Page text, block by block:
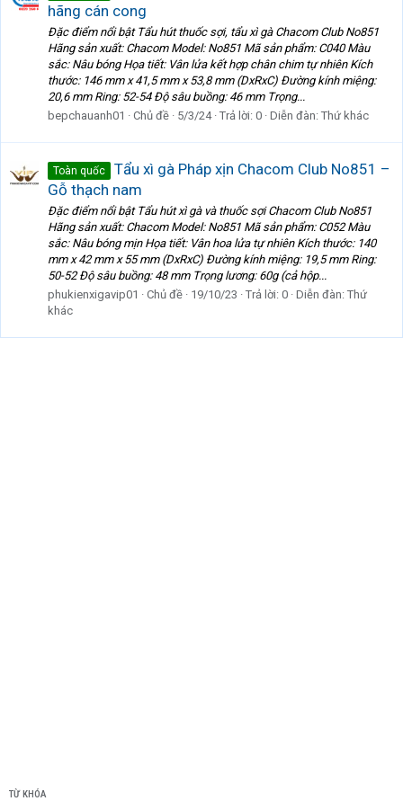
hãng cán cong
Đặc điểm nổi bật Tẩu hút thuốc sợi, tẩu xì gà Chacom Club No851
Hãng sản xuất: Chacom Model: No851 Mã sản phẩm: C040 Màu
sắc: Nâu bóng Họa tiết: Vân lửa kết hợp chân chim tự nhiên Kích
thước: 146 mm x 41,5 mm x 53,8 mm (DxRxC) Đường kính miệng:
20,6 mm Ring: 52-54 Độ sâu buồng: 46 mm Trọng...
bepchauanh01
Chủ đề 5/3/24 Trả lời: 0 Diễn đàn: Thứ khác
Toàn quốc
Tẩu xì gà Pháp xịn Chacom Club No851 –
Gỗ thạch nam
Đặc điểm nổi bật Tẩu hút xì gà và thuốc sợi Chacom Club No851
Hãng sản xuất: Chacom Model: No851 Mã sản phẩm: C052 Màu
sắc: Nâu bóng mịn Họa tiết: Vân hoa lửa tự nhiên Kích thước: 140
mm x 42 mm x 55 mm (DxRxC) Đường kính miệng: 19,5 mm Ring:
50-52 Độ sâu buồng: 48 mm Trọng lương: 60g (cả hộp...
phukienxigavip01
Chủ đề 19/10/23 Trả lời: 0 Diễn đàn: Thứ
khác
TỪ KHÓA